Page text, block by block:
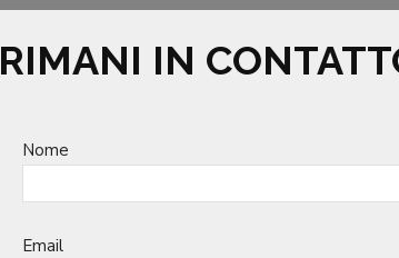
RIMANI IN
Nome
Email